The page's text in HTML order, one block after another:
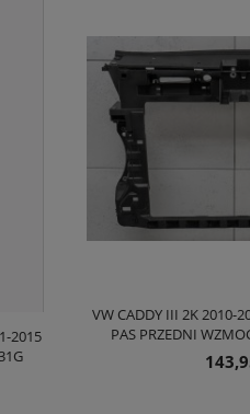
2015
VW CADDY III 2K 2010-
PAS PRZEDNI